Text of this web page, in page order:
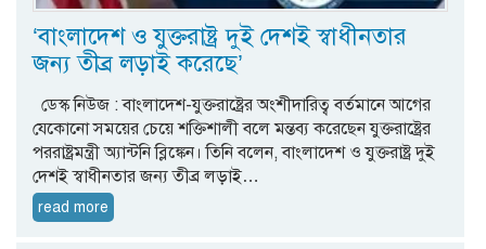
‘বাংলাদেশ ও যুক্তরাষ্ট্র দুই দেশই স্বাধীনতার
জন্য তীব্র লড়াই করেছে’
ডেস্ক নিউজ : বাংলাদেশ-যুক্তরাষ্ট্রের অংশীদারিত্ব বর্তমানে আগের
যেকোনো সময়ের চেয়ে শক্তিশালী বলে মন্তব্য করেছেন যুক্তরাষ্ট্রের
পররাষ্ট্রমন্ত্রী অ্যান্টনি ব্লিঙ্কেন। তিনি বলেন, বাংলাদেশ ও যুক্তরাষ্ট্র দুই
দেশই স্বাধীনতার জন্য তীব্র লড়াই…
read more